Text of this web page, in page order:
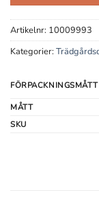
Artikelnr: 10009993
Kategorier:
FÖRPACKNINGSMÅTT
MÅTT
SKU